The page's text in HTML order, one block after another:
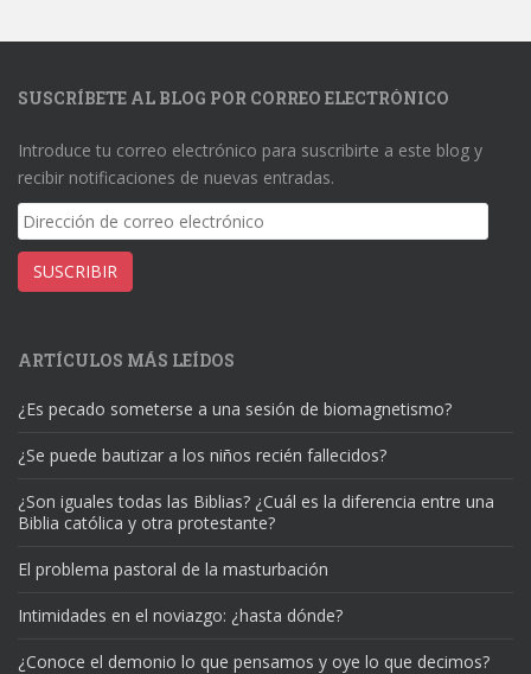
SUSCRÍBETE AL BLOG POR CORREO ELECTRÓNICO
Introduce tu correo electrónico para suscribirte a este blog y
recibir notificaciones de nuevas entradas.
Dirección
de
correo
electrónico
SUSCRIBIR
ARTÍCULOS MÁS LEÍDOS
¿Es pecado someterse a una sesión de biomagnetismo?
¿Se puede bautizar a los niños recién fallecidos?
¿Son iguales todas las Biblias? ¿Cuál es la diferencia entre una
Biblia católica y otra protestante?
El problema pastoral de la masturbación
Intimidades en el noviazgo: ¿hasta dónde?
¿Conoce el demonio lo que pensamos y oye lo que decimos?